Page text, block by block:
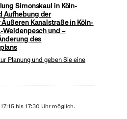
Simonskaul in Köln-
Aufhebung der
Kanalstraße in Köln-
und –
des
Planung und geben Sie eine
bis 17:30 Uhr möglich.